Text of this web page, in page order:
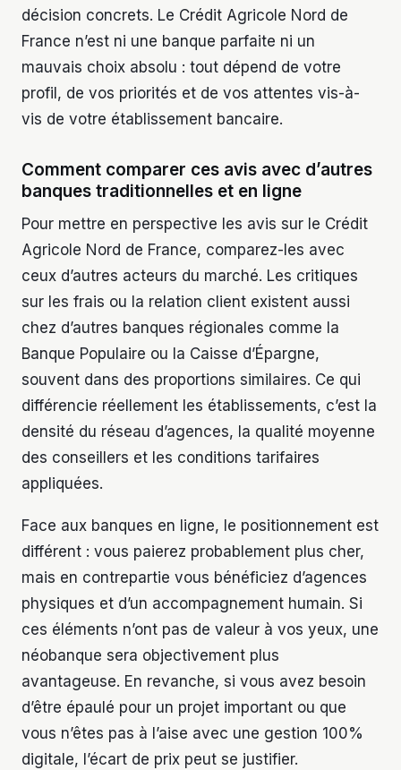
décision concrets. Le Crédit Agricole Nord de
France n’est ni une banque parfaite ni un
mauvais choix absolu : tout dépend de votre
profil, de vos priorités et de vos attentes vis-à-
vis de votre établissement bancaire.
Comment comparer ces avis avec d’autres
banques traditionnelles et en ligne
Pour mettre en perspective les avis sur le Crédit
Agricole Nord de France, comparez-les avec
ceux d’autres acteurs du marché. Les critiques
sur les frais ou la relation client existent aussi
chez d’autres banques régionales comme la
Banque Populaire ou la Caisse d’Épargne,
souvent dans des proportions similaires. Ce qui
différencie réellement les établissements, c’est la
densité du réseau d’agences, la qualité moyenne
des conseillers et les conditions tarifaires
appliquées.
Face aux banques en ligne, le positionnement est
différent : vous paierez probablement plus cher,
mais en contrepartie vous bénéficiez d’agences
physiques et d’un accompagnement humain. Si
ces éléments n’ont pas de valeur à vos yeux, une
néobanque sera objectivement plus
avantageuse. En revanche, si vous avez besoin
d’être épaulé pour un projet important ou que
vous n’êtes pas à l’aise avec une gestion 100%
digitale, l’écart de prix peut se justifier.